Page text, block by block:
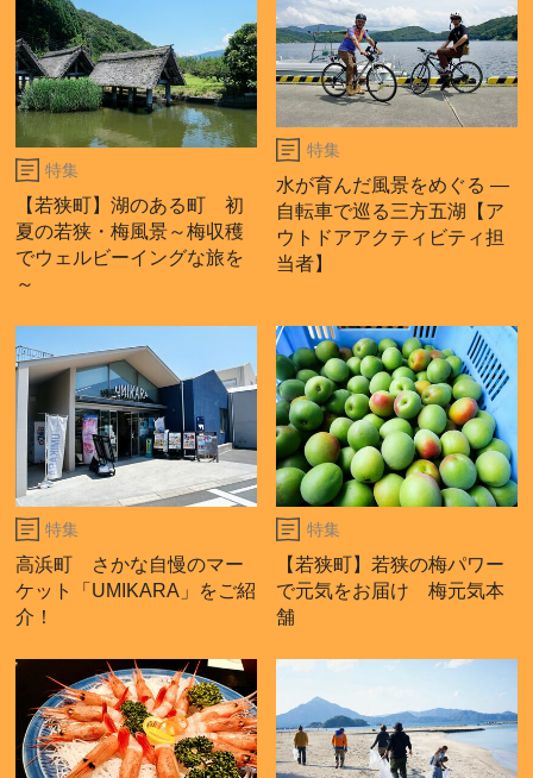
特集
【若狭町】湖のある町 初
夏の若狭・梅風景～梅収穫
でウェルビーイングな旅を
～
特集
水が育んだ風景をめぐる ―
自転車で巡る三方五湖【ア
ウトドアアクティビティ担
当者】
特集
高浜町 さかな自慢のマー
ケット「UMIKARA」をご紹
介！
特集
【若狭町】若狭の梅パワー
で元気をお届け 梅元気本
舗